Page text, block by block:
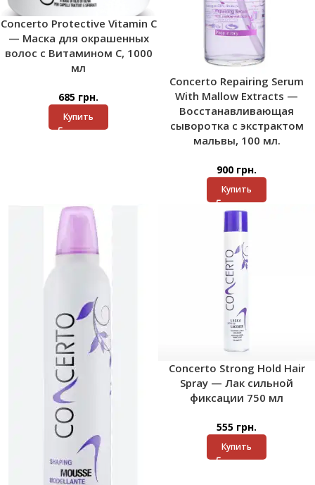
Concerto Protective Vitamin C
— Маска для окрашенных
волос с Витамином С, 1000
мл
685 грн.
Купить
Concerto Repairing Serum
With Mallow Extracts —
Восстанавливающая
сыворотка с экстрактом
мальвы, 100 мл.
900 грн.
Купить
Concerto Strong Hold Hair
Spray — Лак сильной
фиксации 750 мл
555 грн.
Купить